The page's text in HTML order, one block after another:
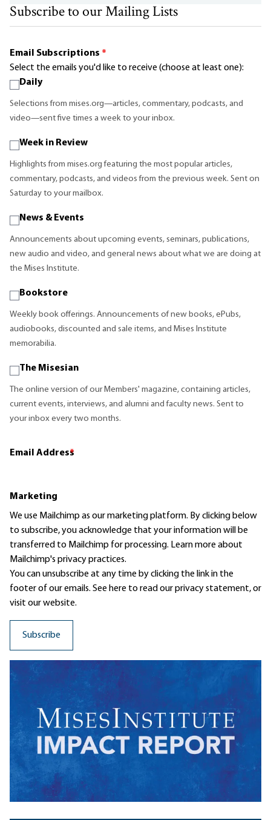
Subscribe to our Mailing Lists
Email Subscriptions *
Select the emails you'd like to receive (choose at least one):
Daily
Selections from mises.org—articles, commentary, podcasts, and
video—sent five times a week to your inbox.
Week in Review
Highlights from mises.org featuring the most popular articles,
commentary, podcasts, and videos from the previous week. Sent on
Saturday to your mailbox.
News & Events
Announcements about upcoming events, seminars, publications,
new audio and video, and general news about what we are doing at
the Mises Institute.
Bookstore
Weekly book offerings. Announcements of new books, ePubs,
audiobooks, discounted and sale items, and Mises Institute
memorabilia.
The Misesian
The online version of our Members' magazine, containing articles,
current events, interviews, and alumni and faculty news. Sent to
your inbox every two months.
Email Address
*
Marketing
We use Mailchimp as our marketing platform. By clicking below
to subscribe, you acknowledge that your information will be
transferred to Mailchimp for processing. Learn moreabout
Mailchimp's privacy practices.
You can unsubscribe at any time by clicking the link in the
footer of our emails. See here to read ourprivacy statement, or
visit our website.